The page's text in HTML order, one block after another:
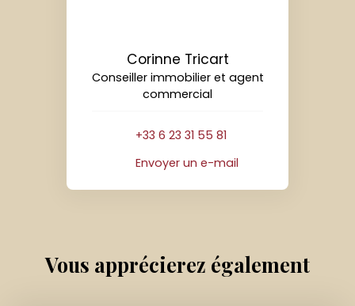
Corinne Tricart
Conseiller immobilier et agent
commercial
+33 6 23 31 55 81
Envoyer un e-mail
Vous apprécierez également